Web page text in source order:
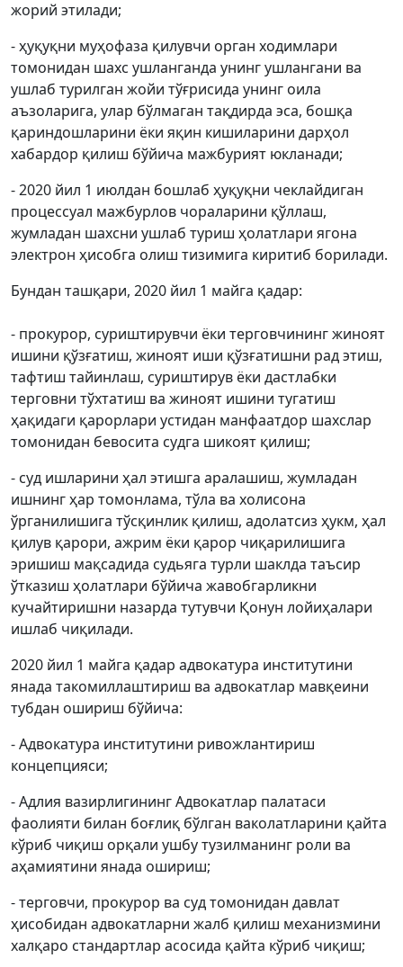
жорий этилади;
- ҳуқуқни муҳофаза қилувчи орган ходимлари
томонидан шахс ушланганда унинг ушлангани ва
ушлаб турилган жойи тўғрисида унинг оила
аъзоларига, улар бўлмаган тақдирда эса, бошқа
қариндошларини ёки яқин кишиларини дарҳол
хабардор қилиш бўйича мажбурият юкланади;
- 2020 йил 1 июлдан бошлаб ҳуқуқни чеклайдиган
процессуал мажбурлов чораларини қўллаш,
жумладан шахсни ушлаб туриш ҳолатлари ягона
электрон ҳисобга олиш тизимига киритиб борилади.
Бундан ташқари, 2020 йил 1 майга қадар:
- прокурор, суриштирувчи ёки терговчининг жиноят
ишини қўзғатиш, жиноят иши қўзғатишни рад этиш,
тафтиш тайинлаш, суриштирув ёки дастлабки
терговни тўхтатиш ва жиноят ишини тугатиш
ҳақидаги қарорлари устидан манфаатдор шахслар
томонидан бевосита судга шикоят қилиш;
- суд ишларини ҳал этишга аралашиш, жумладан
ишнинг ҳар томонлама, тўла ва холисона
ўрганилишига тўсқинлик қилиш, адолатсиз ҳукм, ҳал
қилув қарори, ажрим ёки қарор чиқарилишига
эришиш мақсадида судьяга турли шаклда таъсир
ўтказиш ҳолатлари бўйича жавобгарликни
кучайтиришни назарда тутувчи Қонун лойиҳалари
ишлаб чиқилади.
2020 йил 1 майга қадар адвокатура институтини
янада такомиллаштириш ва адвокатлар мавқеини
тубдан ошириш бўйича:
- Адвокатура институтини ривожлантириш
концепцияси;
- Адлия вазирлигининг Адвокатлар палатаси
фаолияти билан боғлиқ бўлган ваколатларини қайта
кўриб чиқиш орқали ушбу тузилманинг роли ва
аҳамиятини янада ошириш;
- терговчи, прокурор ва суд томонидан давлат
ҳисобидан адвокатларни жалб қилиш механизмини
халқаро стандартлар асосида қайта кўриб чиқиш;